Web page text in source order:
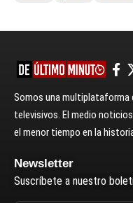
Somos una
televisivos. El medio
el menor tiempo en la
Newsletter
Suscríbete a nuestro